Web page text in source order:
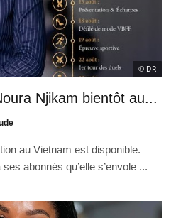
© DR
Njikam bientôt au...
au Vietnam est disponible.
abonnés qu’elle s’envole ...